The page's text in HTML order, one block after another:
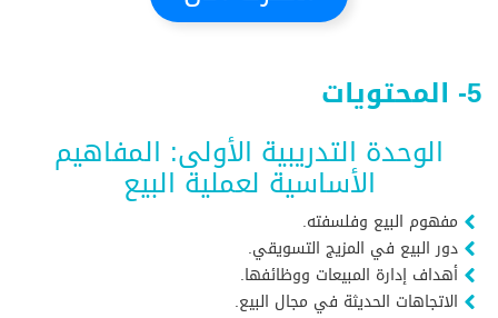
5- المحتويات
الوحدة التدريبية الأولى: المفاهيم
الأساسية لعملية البيع
مفهوم البيع وفلسفته.
دور البيع في المزيج التسويقي.
أهداف إدارة المبيعات ووظائفها.
الاتجاهات الحديثة في مجال البيع.